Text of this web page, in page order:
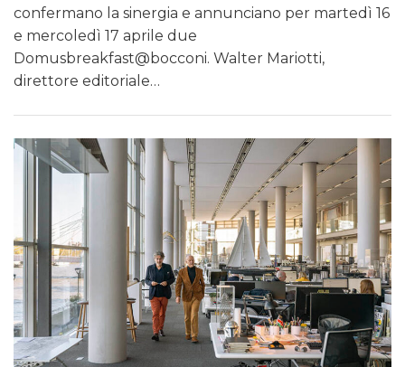
confermano la sinergia e annunciano per martedì 16
e mercoledì 17 aprile due
Domusbreakfast@bocconi. Walter Mariotti,
direttore editoriale…